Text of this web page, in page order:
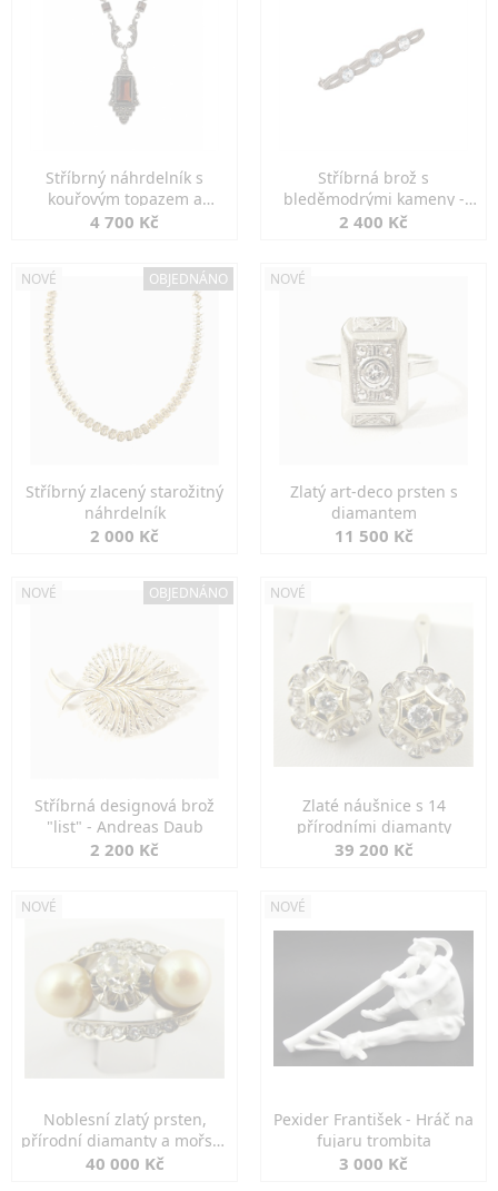
Stříbrný náhrdelník s
kouřovým topazem a
markazity
4 700 Kč
Stříbrná brož s
bleděmodrými kameny -
jemná elegance
2 400 Kč
NOVÉ OBJEDNÁNO
Stříbrný zlacený starožitný
náhrdelník
2 000 Kč
NOVÉ
Zlatý art-deco prsten s
diamantem
11 500 Kč
NOVÉ OBJEDNÁNO
Stříbrná designová brož
"list" - Andreas Daub
2 200 Kč
NOVÉ
Zlaté náušnice s 14
přírodními diamanty
39 200 Kč
NOVÉ
Noblesní zlatý prsten,
přírodní diamanty a mořské
perly
40 000 Kč
NOVÉ
Pexider František - Hráč na
fujaru trombita
3 000 Kč